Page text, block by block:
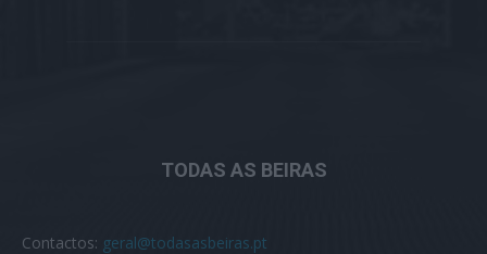
TODAS AS BEIRAS
Contactos: geral@todasasbeiras.pt